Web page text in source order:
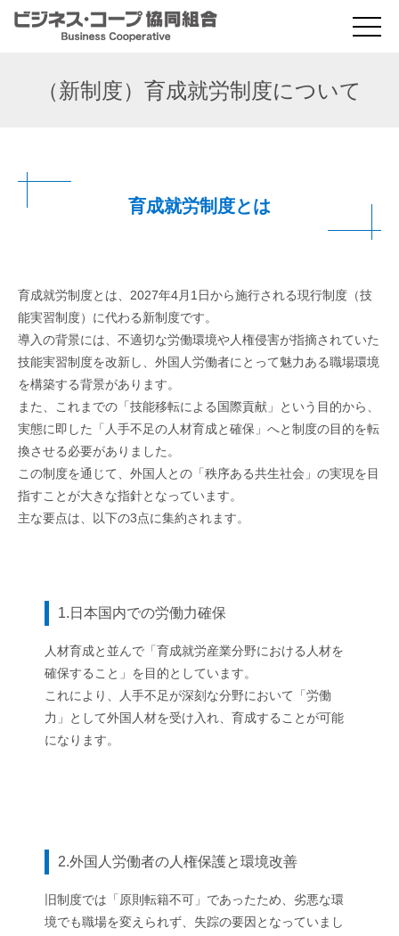
（新制度）育成就労制度について
育成就労制度とは
育成就労制度とは、2027年4月1日から施行される現行制度（技
能実習制度）に代わる新制度です。
導入の背景には、不適切な労働環境や人権侵害が指摘されていた
技能実習制度を改新し、外国人労働者にとって魅力ある職場環境
を構築する背景があります。
また、これまでの「技能移転による国際貢献」という目的から、
実態に即した「人手不足の人材育成と確保」へと制度の目的を転
換させる必要がありました。
この制度を通じて、外国人との「秩序ある共生社会」の実現を目
指すことが大きな指針となっています。
主な要点は、以下の3点に集約されます。
1.日本国内での労働力確保
人材育成と並んで「育成就労産業分野における人材を
確保すること」を目的としています。
これにより、人手不足が深刻な分野において「労働
力」として外国人材を受け入れ、育成することが可能
になります。
2.外国人労働者の人権保護と環境改善
旧制度では「原則転籍不可」であったため、劣悪な環
境でも職場を変えられず、失踪の要因となっていまし